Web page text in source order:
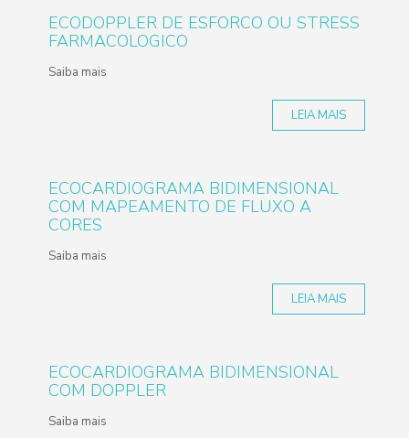
ECODOPPLER DE ESFORCO OU STRESS
FARMACOLOGICO
Saiba mais
LEIA MAIS
ECOCARDIOGRAMA BIDIMENSIONAL
COM MAPEAMENTO DE FLUXO A
CORES
Saiba mais
LEIA MAIS
ECOCARDIOGRAMA BIDIMENSIONAL
COM DOPPLER
Saiba mais